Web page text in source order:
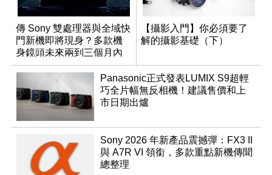
傳 Sony 雙處理器與全域快
門新機即將現身？多款機
身鏡頭未來兩到三個月內
有望登場
【攝影入門】你必須要了
解的攝影基礎（下）
Panasonic正式發表LUMIX S9超輕
巧全片幅無反相機！建議售價和上
市日期出爐
Sony 2026 年新產品震撼彈：FX3 II
與 A7R VI 領銜，多款重點新機傳聞
總整理